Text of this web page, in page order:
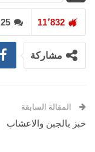
25 11٬832
مشاركة
المقالة السابقة
خبز بالجبن والاعشاب